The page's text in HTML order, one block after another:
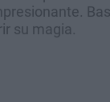
su magia.